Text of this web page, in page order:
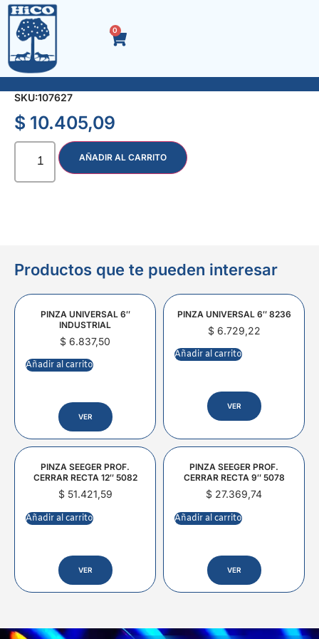
0
ALICATE CORTE OBLICUO 5″ PROFES. 6768
SKU:107627
$ 10.405,09
AÑADIR AL CARRITO
Productos que te pueden interesar
PINZA UNIVERSAL 6″
INDUSTRIAL
$ 6.837,50
Añadir al carrito
VER
PINZA UNIVERSAL 6″ 8236
$6.729,22
Añadir al carrito
VER
PINZA SEEGER PROF.
CERRAR RECTA 12″ 5082
$51.421,59
Añadir al carrito
VER
PINZA SEEGER PROF.
CERRAR RECTA 9″ 5078
$ 27.369,74
Añadir al carrito
VER